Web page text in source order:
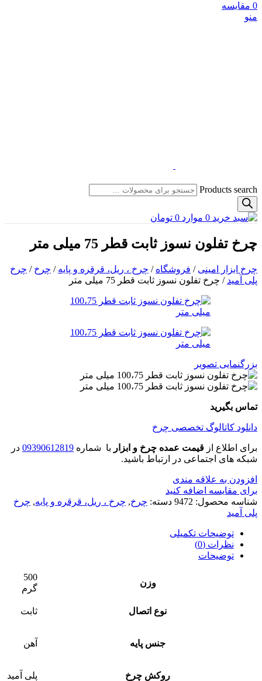
0 مقایسه
منو
Products search
0 موارد 0 تومان
چرخ تفلون نسوز ثابت قطر 75 میلی متر
چرخ ابزار امینی / فروشگاه / چرخ ، ریل، قرقره و پایه / چرخ / چرخ
پلی آمید / چرخ تفلون نسوز ثابت قطر 75 میلی متر
بزرگنمایی تصویر
تماس بگیرید
دانلود کاتالوگ تخصصی چرخ
برای اطلاع از قیمت عمده چرخ و ابزار با شماره 09390612819 در
شبکه های اجتماعی در ارتباط باشید.
افزودن به علاقه مندی
برای مقایسه اضافه کنید
شناسه محصول: 9472 دسته: چرخ, چرخ ، ریل، قرقره و پایه, چرخ
پلی آمید
توضیحات تکمیلی
نظرات (0)
توضیحات
وزن
500
گرم
نوع اتصال ثابت
جنس پایه آهن
روکش چرخ پلی آمید